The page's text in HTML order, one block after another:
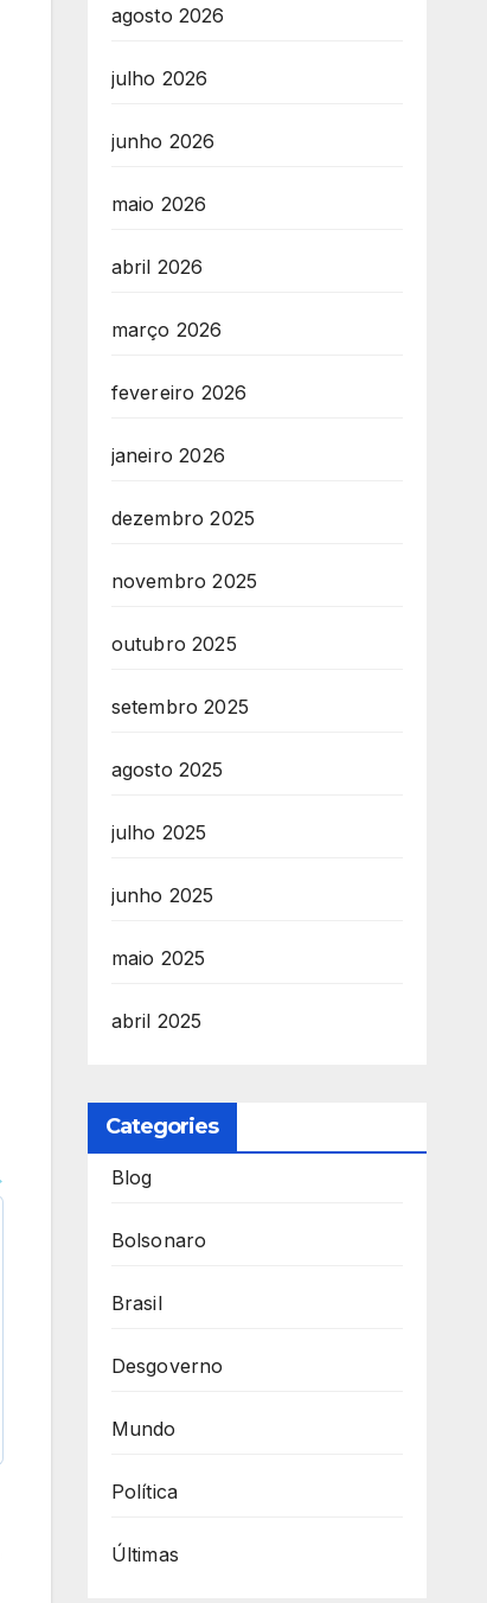
agosto 2026
julho 2026
junho 2026
maio 2026
abril 2026
março 2026
fevereiro 2026
janeiro 2026
dezembro 2025
novembro 2025
outubro 2025
setembro 2025
agosto 2025
julho 2025
junho 2025
maio 2025
abril 2025
Categories
Blog
Bolsonaro
Brasil
Desgoverno
Mundo
Política
Últimas